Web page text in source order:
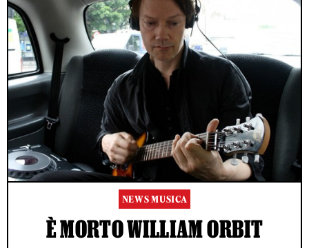
NEWS MUSICA
È MORTO WILLIAM ORBIT